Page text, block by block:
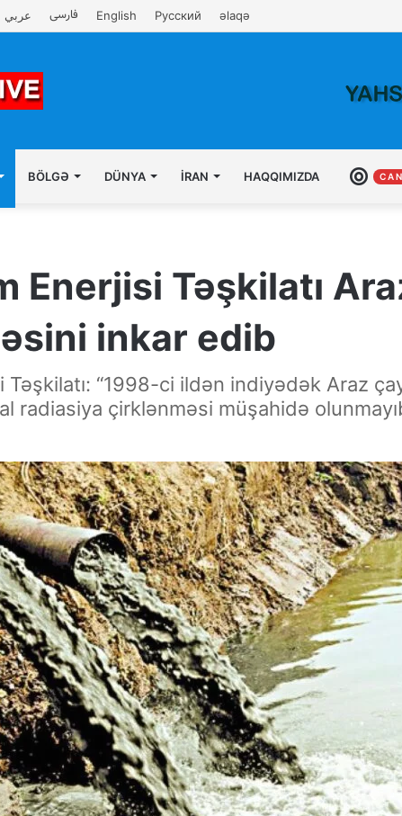
عربي فارسی English Русский əlaqə
BÖLGƏ DÜNYA İRAN HAQQIMIZDA C A
Enerjisi Təşkilatı
inkar edib
Təşkilatı: “1998-ci ildən indiyədək Araz
radiasiya çirklənməsi müşahidə